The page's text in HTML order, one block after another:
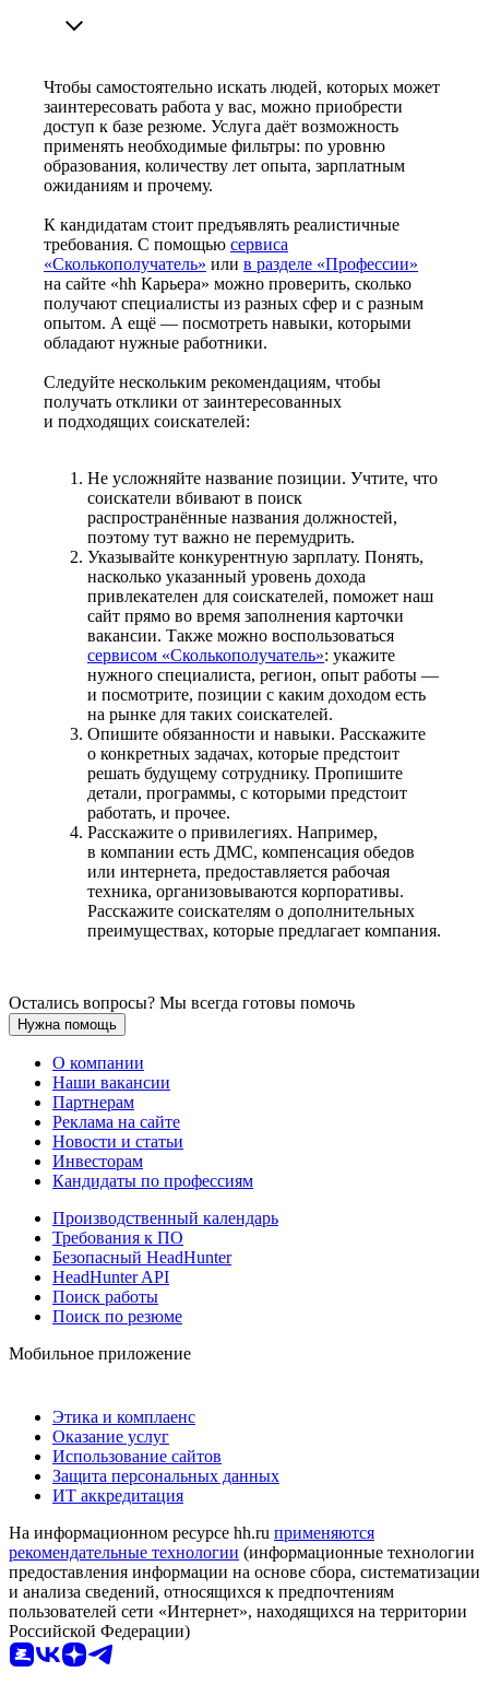
Чтобы самостоятельно искать людей, которых может
заинтересовать работа у вас, можно приобрести
доступ к базе резюме. Услуга даёт возможность
применять необходимые фильтры: по уровню
образования, количеству лет опыта, зарплатным
ожиданиям и прочему.
К кандидатам стоит предъявлять реалистичные
требования. С помощью сервиса
«Сколькополучатель» или в разделе «Профессии»
на сайте «hh Карьера» можно проверить, сколько
получают специалисты из разных сфер и с разным
опытом. А ещё — посмотреть навыки, которыми
обладают нужные работники.
Следуйте нескольким рекомендациям, чтобы
получать отклики от заинтересованных
и подходящих соискателей:
Не усложняйте название позиции. Учтите, что
соискатели вбивают в поиск
распространённые названия должностей,
поэтому тут важно не перемудрить.
Указывайте конкурентную зарплату. Понять,
насколько указанный уровень дохода
привлекателен для соискателей, поможет наш
сайт прямо во время заполнения карточки
вакансии. Также можно воспользоваться
сервисом «Сколькополучатель»: укажите
нужного специалиста, регион, опыт работы —
и посмотрите, позиции с каким доходом есть
на рынке для таких соискателей.
Опишите обязанности и навыки. Расскажите
о конкретных задачах, которые предстоит
решать будущему сотруднику. Пропишите
детали, программы, с которыми предстоит
работать, и прочее.
Расскажите о привилегиях. Например,
в компании есть ДМС, компенсация обедов
или интернета, предоставляется рабочая
техника, организовываются корпоративы.
Расскажите соискателям о дополнительных
преимуществах, которые предлагает компания.
Остались вопросы? Мы всегда готовы помочь
Нужна помощь
О компании
Наши вакансии
Партнерам
Реклама на сайте
Новости и статьи
Инвесторам
Кандидаты по профессиям
Производственный календарь
Требования к ПО
Безопасный HeadHunter
HeadHunter API
Поиск работы
Поиск по резюме
Мобильное приложение
Этика и комплаенс
Оказание услуг
Использование сайтов
Защита персональных данных
ИТ аккредитация
На информационном ресурсе hh.ru применяются
рекомендательные технологии (информационные технологии
предоставления информации на основе сбора, систематизации
и анализа сведений, относящихся к предпочтениям
пользователей сети «Интернет», находящихся на территории
Российской Федерации)